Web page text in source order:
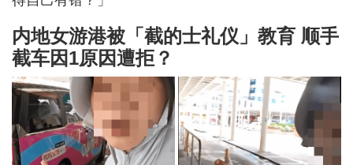
内地女游港被「截的士礼仪」教育 顺手
截车因1原因遭拒？